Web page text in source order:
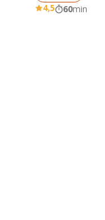
4,5 60min